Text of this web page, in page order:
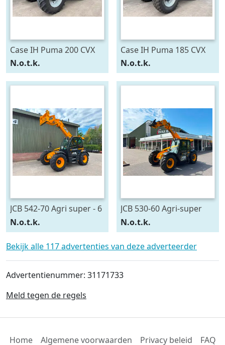
Case IH Puma 200 CVX
(bj 2015)
N.o.t.k.
Case IH Puma 185 CVX
(bj 2014)
N.o.t.k.
JCB 542-70 Agri super - 6
speed (bj 2022)
N.o.t.k.
JCB 530-60 Agri-super
DEMO (bj 2025)
N.o.t.k.
Bekijk alle 117 advertenties van deze adverteerder
Advertentienummer: 31171733
Meld tegen de regels
Home Algemene voorwaarden Privacy beleid FAQ